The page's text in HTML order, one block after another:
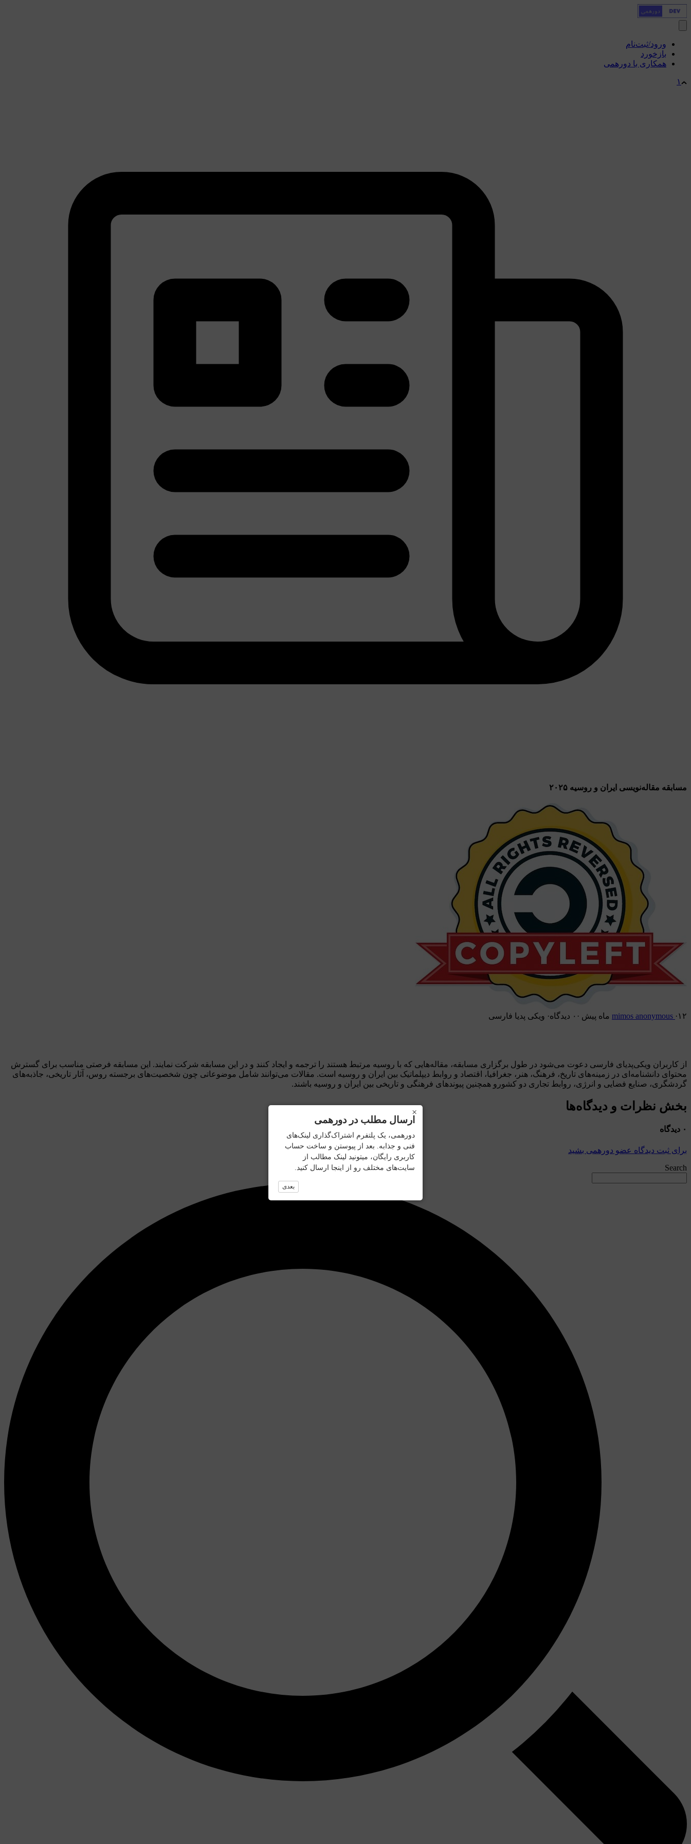
ورود/ثبت‌نام
بازخورد
همکاری با دورهمی
۱
مسابقه مقاله‌نویسی ایران و روسیه ۲۰۲۵
mimos anonymous ·۱۲ ماه پیش · ۰ دیدگاه · ویکی پدیا فارسی
از کاربران ویکی‌پدیای فارسی دعوت می‌شود در طول برگزاری مسابقه، مقاله‌هایی که با روسیه مرتبط هستند را ترجمه و ایجاد کنند و در این مسابقه شرکت نمایند. این مسابقه فرصتی مناسب برای گسترش
محتوای دانشنامه‌ای در زمینه‌های تاریخ، فرهنگ، هنر، جغرافیا، اقتصاد و روابط دیپلماتیک بین ایران و روسیه است. مقالات می‌توانند شامل موضوعاتی چون شخصیت‌های برجسته روس، آثار تاریخی، جاذبه‌های
گردشگری، صنایع فضایی و انرژی، روابط تجاری دو کشورو همچنین پیوندهای فرهنگی و تاریخی بین ایران و روسیه باشند.
بخش نظرات و دیدگاه‌‌ها
۰ دیدگاه
برای ثبت دیدگاه عضو دورهمی بشید
Search
×
ارسال مطلب در دورهمی
دورهمی، یک پلتفرم اشتراک‌گذاری لینک‌های
فنی و جذابه. بعد از پیوستن و ساخت حساب
کاربری رایگان، میتونید لینک مطالب از
سایت‌های مختلف رو از اینجا ارسال کنید.
بعدی